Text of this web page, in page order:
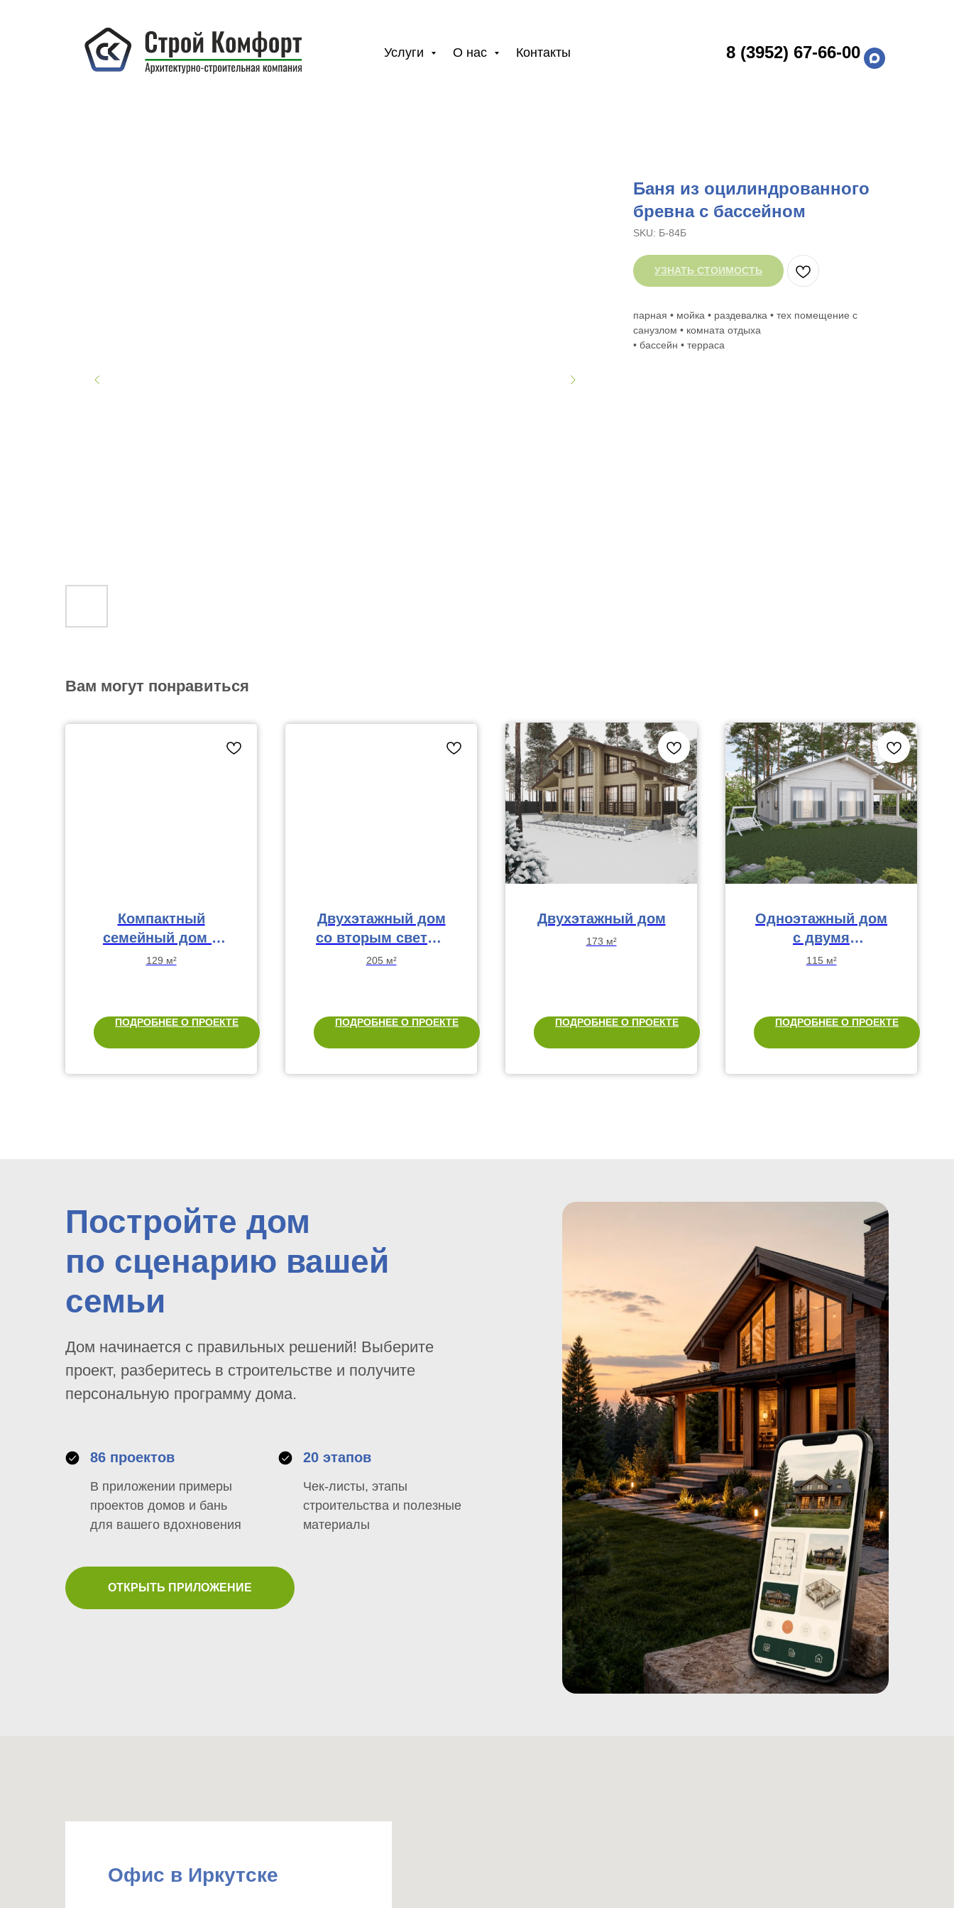
Услуги О нас Контакты 8 (3952) 67-66-00
Баня из оцилиндрованного
бревна с бассейном
SKU: Б-84Б
УЗНАТЬ СТОИМОСТЬ
парная • мойка • раздевалка • тех помещение с
санузлом • комната отдыха
• бассейн • терраса
Вам могут понравиться
Компактный
семейный дом с
террасой и
129 м²
ПОДРОБНЕЕ О ПРОЕКТЕ
Двухэтажный дом
со вторым светом
и панорамным
205 м²
ПОДРОБНЕЕ О ПРОЕКТЕ
Двухэтажный дом
173 м²
ПОДРОБНЕЕ О ПРОЕКТЕ
Одноэтажный дом
с двумя
спальнями и
115 м²
ПОДРОБНЕЕ О ПРОЕКТЕ
Постройте дом
по сценарию вашей
семьи
Дом начинается с правильных решений! Выберите
проект, разберитесь в строительстве и получите
персональную программу дома.
86 проектов
В приложении примеры
проектов домов и бань
для вашего вдохновения
20 этапов
Чек-листы, этапы
строительства и полезные
материалы
ОТКРЫТЬ ПРИЛОЖЕНИЕ
Офис в Иркутске